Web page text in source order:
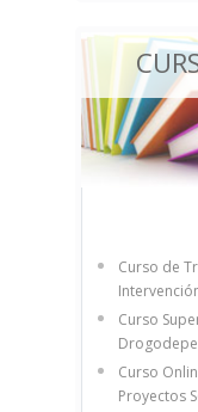
Curso de
Curso
Curso
Proyectos